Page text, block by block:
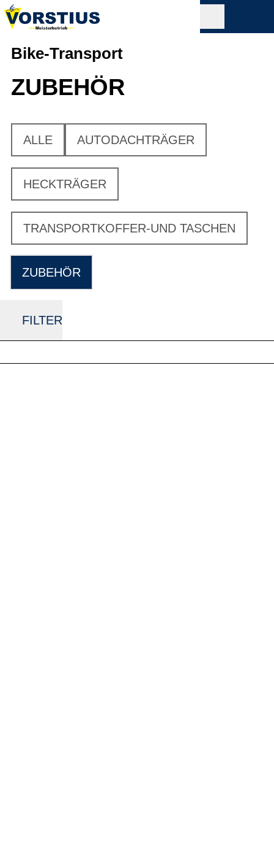
Bike-Transport
ZUBEHÖR
ALLE AUTODACHTRÄGER
HECKTRÄGER
TRANSPORTKOFFER-UND TASCHEN
ZUBEHÖR
FILTER